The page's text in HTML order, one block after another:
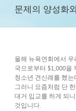
문제의 양성화
올해 뉴욕연회에서 우
국으로부터 $1,000을
청소년 견신례를 했
그러니 요즘처럼 단
대거 입교를 하게 되
것입니다.